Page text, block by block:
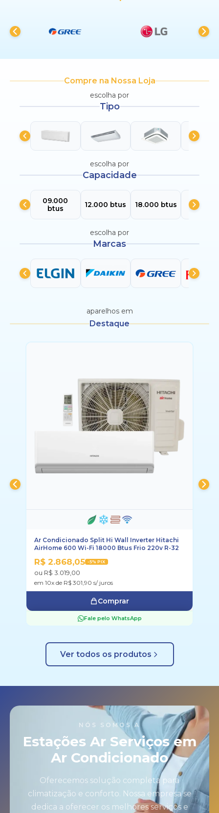
Compre na Nossa Loja
escolha por
Tipo
escolha por
Capacidade
09.000
btus
12.000 btus 18.000 btus
24.000
btus
escolha por
Marcas
aparelhos em
Destaque
Hi Wall Inverter Hitachi
18000 Btus Frio 220v R-32
Ar Condicionado Daikin
Frio 220v R-32
Ver todos os produtos
NÓS SOMOS A
Estações Ar Serviços em
Ar Condicionado
Oferecemos solução completa para
climatização e conforto. Nossa empresa se
dedica a oferecer os melhores serviços e